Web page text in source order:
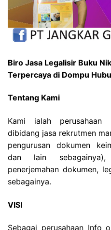
Biro Jasa Legalisir Buku
Terpercaya di Dompu
Tentang Kami
Kami ialah perusahaan
dibidang jasa rekrutmen
pengurusan dokumen
dan lain sebagainya),
penerjemahan dokumen,
sebagainya.
VISI
Sebagai perusahaan Info